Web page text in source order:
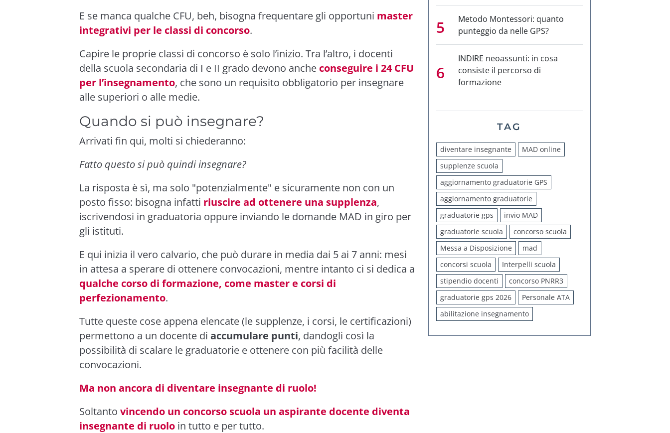
E se manca qualche CFU, beh, bisogna frequentare gli opportuni master
integrativi per le classi di concorso.
Capire le proprie classi di concorso è solo l’inizio. Tra l’altro, i docenti
della scuola secondaria di I e II grado devono anche conseguire i 24 CFU
per l’insegnamento, che sono un requisito obbligatorio per insegnare
alle superiori o alle medie.
Quando si può insegnare?
Arrivati fin qui, molti si chiederanno:
Fatto questo si può quindi insegnare?
La risposta è sì, ma solo "potenzialmente" e sicuramente non con un
posto fisso: bisogna infatti riuscire ad ottenere una supplenza,
iscrivendosi in graduatoria oppure inviando le domande MAD in giro per
gli istituti.
E qui inizia il vero calvario, che può durare in media dai 5 ai 7 anni: mesi
in attesa a sperare di ottenere convocazioni, mentre intanto ci si dedica a
qualche corso di formazione, come master e corsi di
perfezionamento.
Tutte queste cose appena elencate (le supplenze, i corsi, le certificazioni)
permettono a un docente di accumulare punti, dandogli così la
possibilità di scalare le graduatorie e ottenere con più facilità delle
convocazioni.
Ma non ancora di diventare insegnante di ruolo!
Soltanto vincendo un concorso scuola un aspirante docente diventa
insegnante di ruolo in tutto e per tutto.
Metodo Montessori: quanto
punteggio da nelle GPS?
INDIRE neoassunti: in cosa
consiste il percorso di
formazione
TAG
diventare insegnante
MAD online
supplenze scuola
aggiornamento graduatorie GPS
aggiornamento graduatorie
graduatorie gps
invio MAD
graduatorie scuola
concorso scuola
Messa a Disposizione
mad
concorsi scuola
Interpelli scuola
stipendio docenti
concorso PNRR3
graduatorie gps 2026
Personale ATA
abilitazione insegnamento